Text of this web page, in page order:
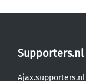
Supporters.nl
Ajax.supporters.nl